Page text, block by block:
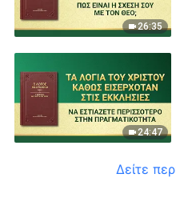
26:35
24:47
Δείτε